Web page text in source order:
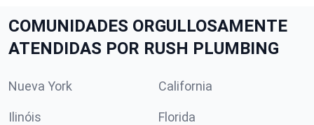
COMUNIDADES ORGULLOSAMENTE
ATENDIDAS POR RUSH PLUMBING
Nueva York California
Ilinóis Florida